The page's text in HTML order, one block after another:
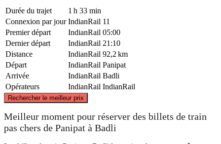
Durée du trajet
1 h 33 min
Connexion par jour IndianRail 11
Premier départ
IndianRail 05:00
Dernier départ
IndianRail 21:10
Distance
IndianRail 92,2 km
Départ
IndianRail Panipat
Arrivée
IndianRail Badli
Opérateurs
IndianRail IndianRail
Rechercher le meilleur prix
©CARTO, ©
Meilleur moment pour réserver des billets de train
pas chers de Panipat à Badli